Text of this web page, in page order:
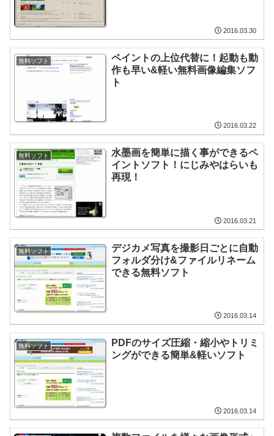
2016.03.30
無料ソフト
ペイントの上位代替に！起動も動
作も早い&軽い無料画像編集ソフ
ト
2016.03.22
無料ソフト
水墨画を簡単に描く事ができるペ
イントソフト！にじみやはらいも
再現！
2016.03.21
無料ソフト
デジカメ写真を撮影日ごとに自動
フォルダ分け&ファイルリネーム
できる無料ソフト
2016.03.14
無料ソフト
PDFのサイズ圧縮・縮小やトリミ
ングができる簡単&軽いソフト
2016.03.14